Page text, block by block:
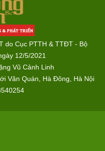
do Cục PTTH & TTĐT - Bộ
12/5/2021
Vũ Cảnh Linh
Văn Quán, Hà Đông, Hà Nội